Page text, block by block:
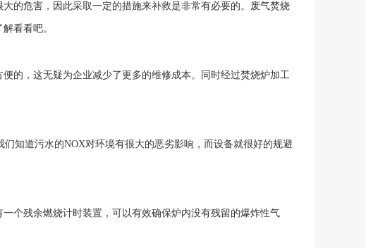
的危害，因此采取一定的措施来补救是非常有必要的。废气焚烧
看看吧。
的，这无疑为企业减少了更多的维修成本。同时经过焚烧炉加工
知道污水的NOX对环境有很大的恶劣影响，而设备就很好的规避
个残余燃烧计时装置，可以有效确保炉内没有残留的爆炸性气